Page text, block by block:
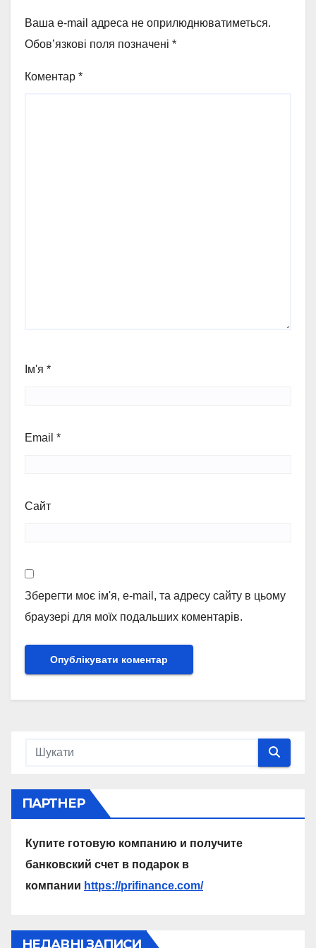
Ваша e-mail адреса не оприлюднюватиметься.
Обов’язкові поля позначені *
Коментар *
Ім'я *
Email *
Сайт
Зберегти моє ім'я, e-mail, та адресу сайту в цьому
браузері для моїх подальших коментарів.
ПАРТНЕР
Купите готовую компанию и получите
банковский счет в подарок в
компании https://prifinance.com/
НЕДАВНІ ЗАПИСИ